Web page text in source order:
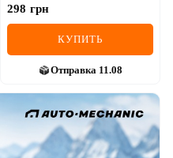
298 грн
КУПИТЬ
Отправка 11.08